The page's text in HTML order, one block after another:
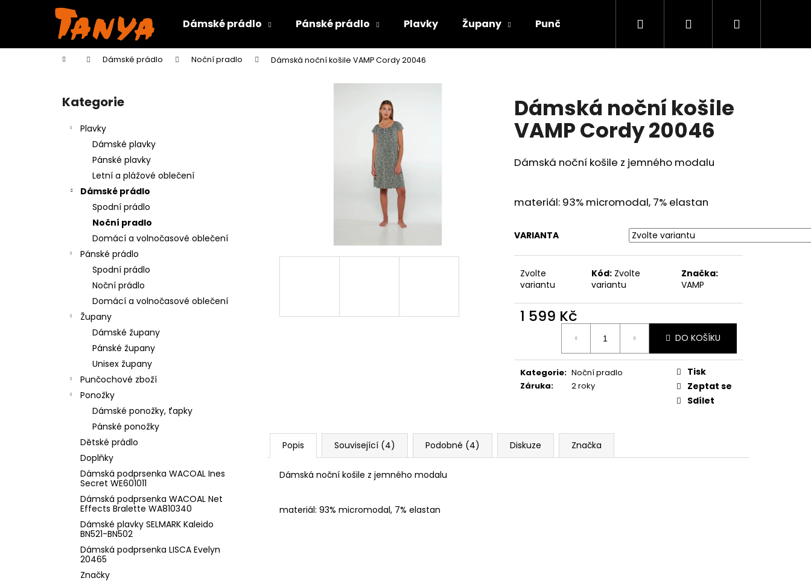
Dámské prádlo Pánské prádlo Plavky Župany Punčochové zboží Ponožky Dětské prádlo
Hledat PřihlášeníNákupní
Domů Dámské prádlo Noční pradlo Dámská noční košile VAMP Cordy 20046
Přeskočit
kategorie
Kategorie
Plavky
Dámské plavky
Pánské plavky
Letní a plážové oblečení
Dámské prádlo
Spodní prádlo
Noční pradlo
Domácí a volnočasové oblečení
Pánské prádlo
Spodní prádlo
Noční prádlo
Domácí a volnočasové oblečení
Župany
Dámské župany
Pánské župany
Unisex župany
Punčochové zboží
Ponožky
Dámské ponožky, ťapky
Pánské ponožky
Dětské prádlo
Doplňky
Dámská podprsenka WACOAL Ines
Secret WE601011
Dámská podprsenka WACOAL Net
Effects Bralette WA810340
Dámské plavky SELMARK Kaleido
BN521-BN502
Dámská podprsenka LISCA Evelyn
20465
Značky
Dámská noční košile
VAMP Cordy 20046
Dámská noční košile z jemného modalu
materiál: 93% micromodal, 7% elastan
VARIANTA
Zvolte
variantu
Kód: Zvolte
variantu
Značka:
VAMP
1 599 Kč
DO KOŠÍKU
Kategorie: Noční pradlo
Záruka: 2 roky
Tisk
Zeptat se
Sdílet
Popis Související (4) Podobné (4) Diskuze Značka
Dámská noční košile z jemného modalu
materiál: 93% micromodal, 7% elastan
í
Zpět
do
Zpět
do
Co potřebujete najít?
Doporučujeme